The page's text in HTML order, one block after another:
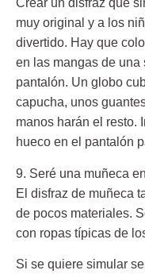
Crear un disfraz que
muy original y a los
divertido. Hay que
en las mangas de una
pantalón. Un globo
capucha, unos
manos harán el resto.
hueco en el pantalón
9. Seré una muñeca
El disfraz de muñeca
de pocos materiales.
con ropas típicas de
Si se quiere simular